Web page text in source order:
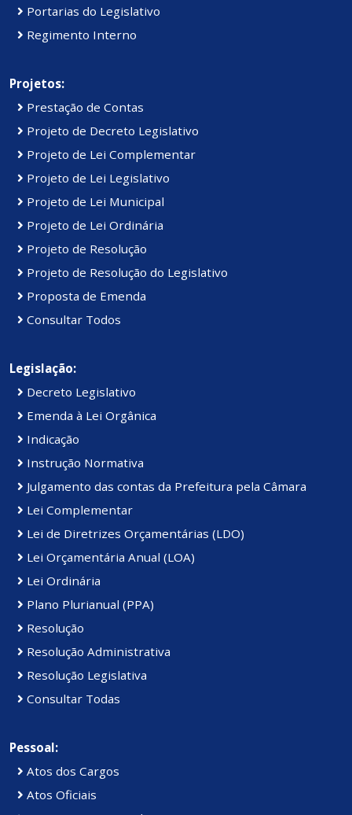
Portarias do Legislativo
Regimento Interno
Projetos:
Prestação de Contas
Projeto de Decreto Legislativo
Projeto de Lei Complementar
Projeto de Lei Legislativo
Projeto de Lei Municipal
Projeto de Lei Ordinária
Projeto de Resolução
Projeto de Resolução do Legislativo
Proposta de Emenda
Consultar Todos
Legislação:
Decreto Legislativo
Emenda à Lei Orgânica
Indicação
Instrução Normativa
Julgamento das contas da Prefeitura pela Câmara
Lei Complementar
Lei de Diretrizes Orçamentárias (LDO)
Lei Orçamentária Anual (LOA)
Lei Ordinária
Plano Plurianual (PPA)
Resolução
Resolução Administrativa
Resolução Legislativa
Consultar Todas
Pessoal:
Atos dos Cargos
Atos Oficiais